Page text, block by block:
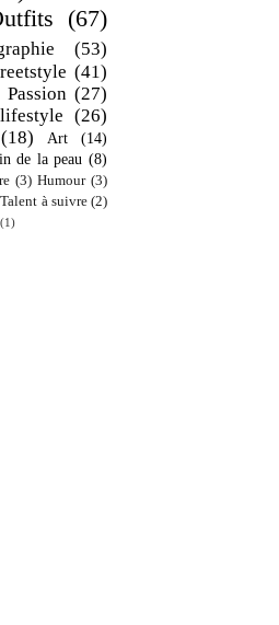
(67)
(53)
(41)
Passion (27)
lifestyle (26)
(18) Art
(14)
de la peau (8)
(3) Humour (3)
Talent à suivre (2)
(1)